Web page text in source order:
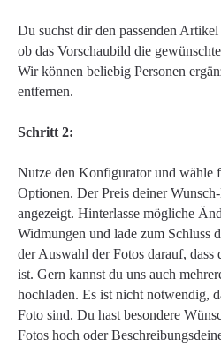
Du suchst dir den passenden
ob das Vorschaubild die
Wir können beliebig Personen
entfernen.
Schritt 2:
Nutze den Konfigurator und wähle
Optionen. Der Preis deiner
angezeigt. Hinterlasse mögliche
Widmungen und lade zum Schluss
der Auswahl der Fotos darauf, dass
ist. Gern kannst du uns auch
hochladen. Es ist nicht notwendig,
Foto sind. Du hast besondere
Fotos hoch oder